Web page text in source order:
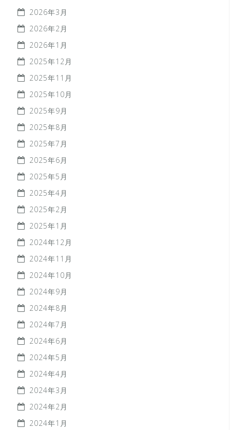
2026年3月
2026年2月
2026年1月
2025年12月
2025年11月
2025年10月
2025年9月
2025年8月
2025年7月
2025年6月
2025年5月
2025年4月
2025年2月
2025年1月
2024年12月
2024年11月
2024年10月
2024年9月
2024年8月
2024年7月
2024年6月
2024年5月
2024年4月
2024年3月
2024年2月
2024年1月